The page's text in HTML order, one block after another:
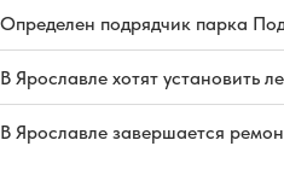
Определен подрядчик парка
В Ярославле хотят установить
В Ярославле завершается